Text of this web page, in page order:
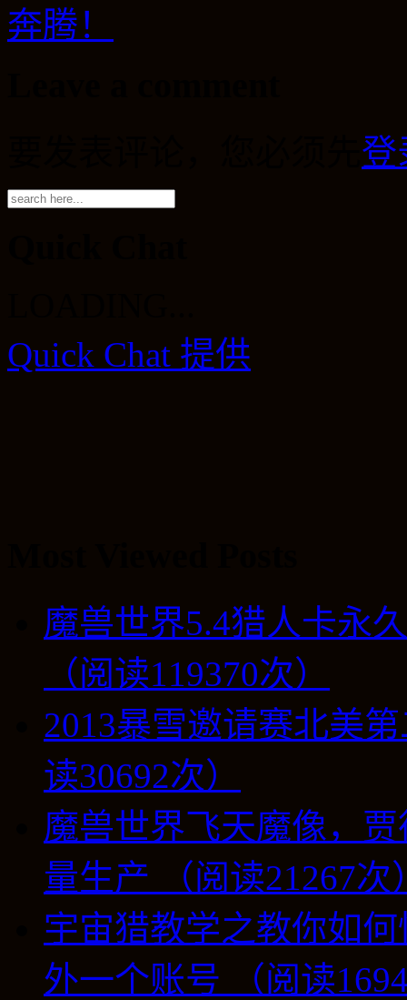
奔腾！
登
Quick Chat 提供
魔兽世界5.4猎人卡永
（阅读119370次）
2013暴雪邀请赛北美
读30692次）
魔兽世界飞天魔像，
量生产 （阅读21267次
宇宙猎教学之教你如
外一个账号 （阅读